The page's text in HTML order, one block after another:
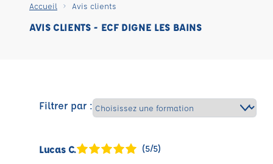
Accueil Avis clients
AVIS CLIENTS - ECF DIGNE LES BAINS
Filtrer par :
Lucas C. (5/5)